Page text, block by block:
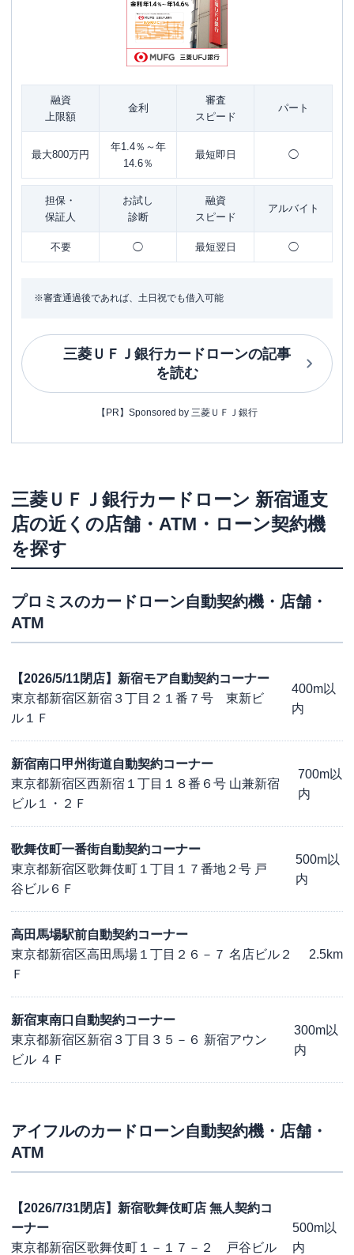
融資
上限額
金利
審査
スピード
パート
最大800万円
年1.4％～年
14.6％
最短即日 ◯
担保・
保証人
お試し
診断
融資
スピード
アルバイト
不要 ◯ 最短翌日 ◯
※審査通過後であれば、土日祝でも借入可能
三菱ＵＦＪ銀行カードローンの記事
を読む
【PR】Sponsored by 三菱ＵＦＪ銀行
三菱ＵＦＪ銀行カードローン 新宿通支
店の近くの店舗・ATM・ローン契約機
を探す
プロミスのカードローン自動契約機・店舗・
ATM
【2026/5/11閉店】新宿モア自動契約コーナー
東京都新宿区新宿３丁目２１番７号 東新ビ
ル１Ｆ
400m以
内
新宿南口甲州街道自動契約コーナー
東京都新宿区西新宿１丁目１８番６号 山兼新宿
ビル１・２Ｆ
700m以
内
歌舞伎町一番街自動契約コーナー
東京都新宿区歌舞伎町１丁目１７番地２号 戸
谷ビル６Ｆ
500m以
内
高田馬場駅前自動契約コーナー
東京都新宿区高田馬場１丁目２６－７ 名店ビル２
Ｆ
2.5km
新宿東南口自動契約コーナー
東京都新宿区新宿３丁目３５－６ 新宿アウン
ビル ４Ｆ
300m以
内
アイフルのカードローン自動契約機・店舗・
ATM
【2026/7/31閉店】新宿歌舞伎町店 無人契約コ
ーナー
東京都新宿区歌舞伎町１－１７－２ 戸谷ビル
500m以
内